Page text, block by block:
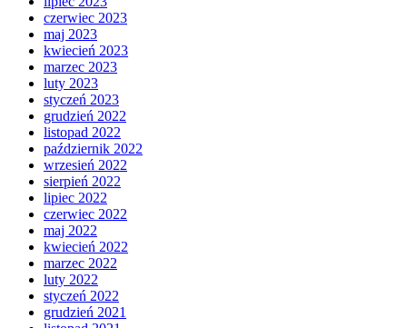
czerwiec 2023
maj 2023
kwiecień 2023
marzec 2023
luty 2023
styczeń 2023
grudzień 2022
listopad 2022
październik 2022
wrzesień 2022
sierpień 2022
lipiec 2022
czerwiec 2022
maj 2022
kwiecień 2022
marzec 2022
luty 2022
styczeń 2022
grudzień 2021